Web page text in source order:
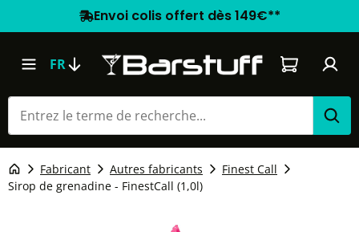
Envoi colis offert dès 149€**
FR Le panier
Fabricant Autres fabricants
Finest Call
Sirop de grenadine - FinestCall (1,0l)